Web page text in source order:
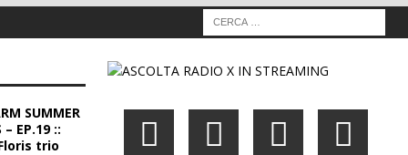
SUMMER
– EP.19 ::
trio